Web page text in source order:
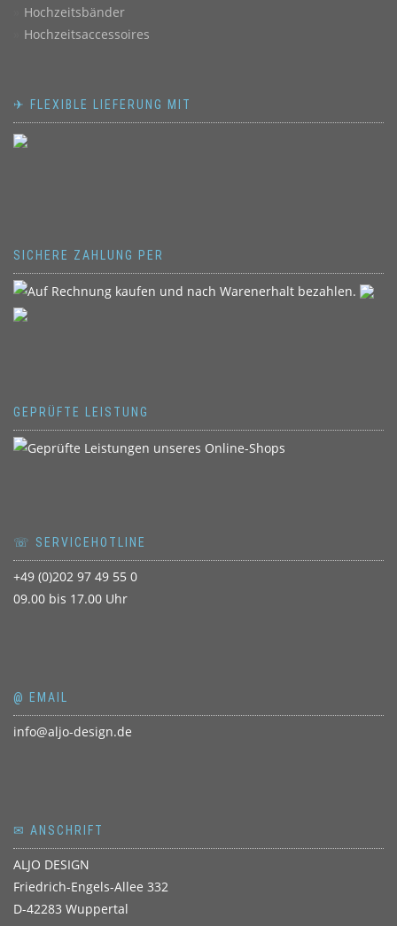
Hochzeitsbänder
Hochzeitsaccessoires
✈ FLEXIBLE LIEFERUNG MIT
SICHERE ZAHLUNG PER
GEPRÜFTE LEISTUNG
☏ SERVICEHOTLINE
+49 (0)202 97 49 55 0
09.00 bis 17.00 Uhr
@ EMAIL
info@aljo-design.de
✉ ANSCHRIFT
ALJO DESIGN
Friedrich-Engels-Allee 332
D-42283 Wuppertal